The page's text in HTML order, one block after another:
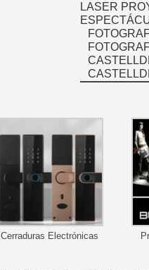
LASER
Cerraduras Electrónicas